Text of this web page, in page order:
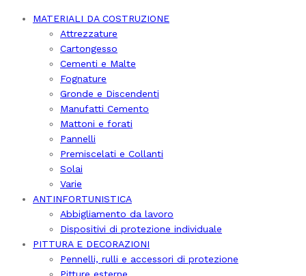
MATERIALI DA COSTRUZIONE
Attrezzature
Cartongesso
Cementi e Malte
Fognature
Gronde e Discendenti
Manufatti Cemento
Mattoni e forati
Pannelli
Premiscelati e Collanti
Solai
Varie
ANTINFORTUNISTICA
Abbigliamento da lavoro
Dispositivi di protezione individuale
PITTURA E DECORAZIONI
Pennelli, rulli e accessori di protezione
Pitture esterne